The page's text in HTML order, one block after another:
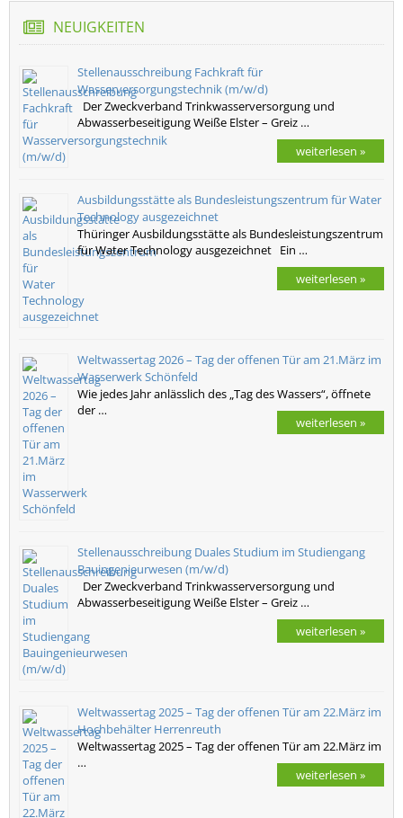
NEUIGKEITEN
Stellenausschreibung Fachkraft für
Wasserversorgungstechnik (m/w/d)
Der Zweckverband Trinkwasserversorgung und
Abwasserbeseitigung Weiße Elster – Greiz …
weiterlesen »
Ausbildungsstätte als Bundesleistungszentrum für Water
Technology ausgezeichnet
Thüringer Ausbildungsstätte als Bundesleistungszentrum
für Water Technology ausgezeichnet Ein …
weiterlesen »
Weltwassertag 2026 – Tag der offenen Tür am 21.März im
Wasserwerk Schönfeld
Wie jedes Jahr anlässlich des „Tag des Wassers“, öffnete
der …
weiterlesen »
Stellenausschreibung Duales Studium im Studiengang
Bauingenieurwesen (m/w/d)
Der Zweckverband Trinkwasserversorgung und
Abwasserbeseitigung Weiße Elster – Greiz …
weiterlesen »
Weltwassertag 2025 – Tag der offenen Tür am 22.März im
Hochbehälter Herrenreuth
Weltwassertag 2025 – Tag der offenen Tür am 22.März im
…
weiterlesen »